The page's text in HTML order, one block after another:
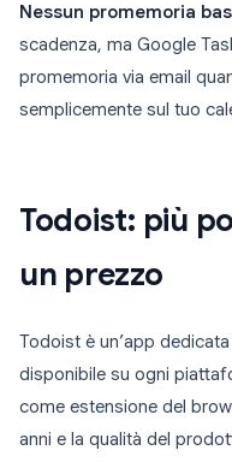
Nessun promemoria
scadenza, ma Google
promemoria via email
semplicemente sul tuo
Todoist: più
un prezzo
Todoist è un’app
disponibile su ogni
come estensione del
anni e la qualità del